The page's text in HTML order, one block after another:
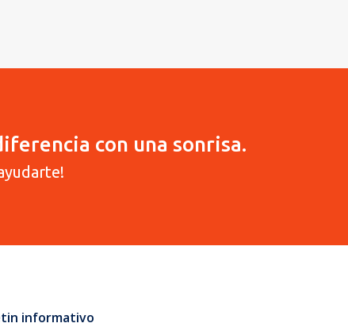
con una sonrisa.
informativo